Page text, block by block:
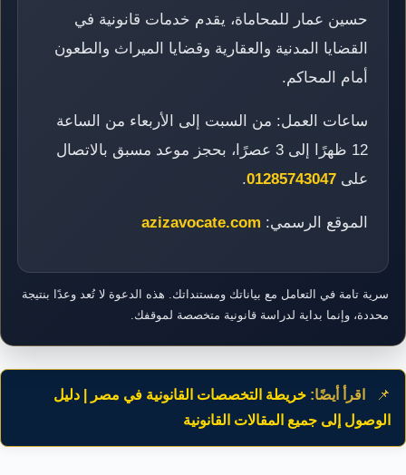
حسين عمار للمحاماة، يقدم خدمات قانونية في
القضايا المدنية والعقارية وقضايا الميراث والطعون
أمام المحاكم.
ساعات العمل: من السبت إلى الأربعاء من الساعة
12 ظهرًا إلى 3 عصرًا، بحجز موعد مسبق بالاتصال
على 01285743047
.
الموقع الرسمي: azizavocate.com
سرية تامة في التعامل مع بياناتك ومستنداتك. هذه الدعوة لا تُعد وعدًا بنتيجة
محددة، وإنما بداية لدراسة قانونية متخصصة لموقفك.
📌 اقرأ أيضًا: خريطة التخصصات القانونية في مصر | دليل
الوصول إلى جميع المقالات القانونية